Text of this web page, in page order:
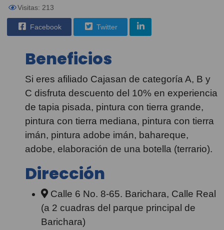
Visitas: 213
Facebook Twitter
Beneficios
Si eres afiliado Cajasan de categoría A, B y
C disfruta descuento del 10% en experiencia
de tapia pisada, pintura con tierra grande,
pintura con tierra mediana, pintura con tierra
imán, pintura adobe imán, bahareque,
adobe, elaboración de una botella (terrario).
Dirección
Calle 6 No. 8-65. Barichara, Calle Real
(a 2 cuadras del parque principal de
Barichara)